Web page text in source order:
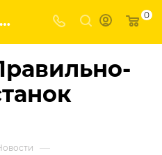
Новинка - Правильно-гибочный станок SGW08A | ГК ВПК - наши новости 0
—